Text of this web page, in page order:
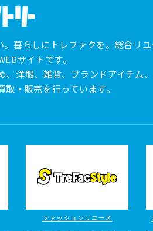
。暮らしにトレファクを。総合リ
サイトです。
、洋服、雑貨、ブランドアイテム
・販売を行っています。
ファッションリユース